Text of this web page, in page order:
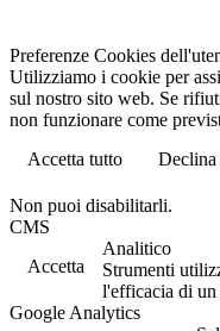
Preferenze Cookies
Utilizziamo i cookie per
sul nostro sito web. Se
non funzionare come
Accetta tutto
Declina
Non puoi disabilitarli.
CMS
Accetta
Analitico
Strumenti
l'efficacia di un
Google Analytics